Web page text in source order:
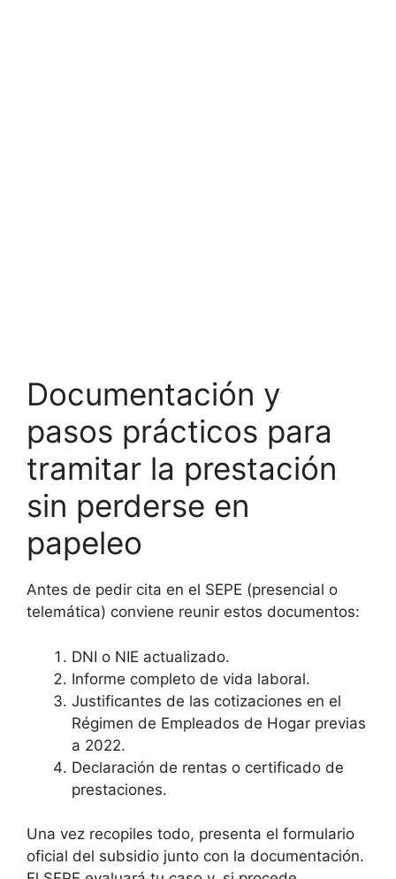
Documentación y
pasos prácticos para
tramitar la prestación
sin perderse en
papeleo
Antes de pedir cita en el SEPE (presencial o
telemática) conviene reunir estos documentos:
DNI o NIE actualizado.
Informe completo de vida laboral.
Justificantes de las cotizaciones en el
Régimen de Empleados de Hogar previas
a 2022.
Declaración de rentas o certificado de
prestaciones.
Una vez recopiles todo, presenta el formulario
oficial del subsidio junto con la documentación.